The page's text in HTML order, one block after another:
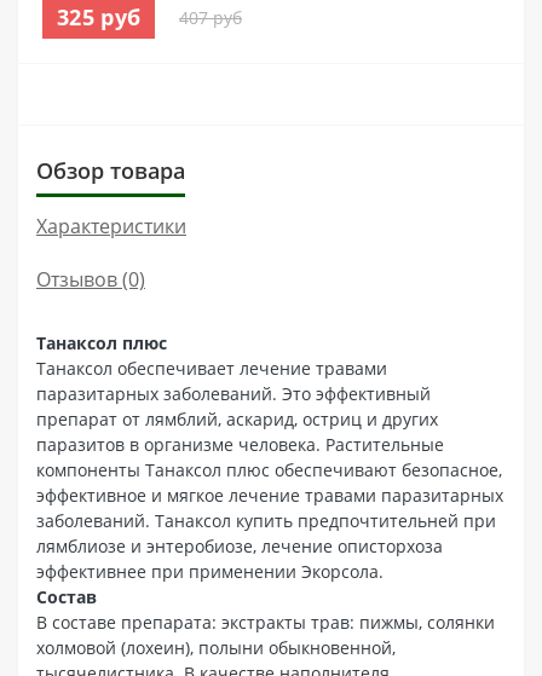
325 руб 407 руб
Обзор товара
Характеристики
Отзывов (0)
Танаксол плюс
Танаксол обеспечивает лечение травами
паразитарных заболеваний. Это эффективный
препарат от лямблий, аскарид, остриц и других
паразитов в организме человека. Растительные
компоненты Танаксол плюс обеспечивают безопасное,
эффективное и мягкое лечение травами паразитарных
заболеваний. Танаксол купить предпочтительней при
лямблиозе и энтеробиозе, лечение описторхоза
эффективнее при применении Экорсола.
Состав
В составе препарата: экстракты трав: пижмы, солянки
холмовой (лохеин), полыни обыкновенной,